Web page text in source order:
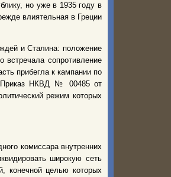
но уже в 1935 году в
влиятельная в Греции
и Сталина: положение
сопротивление
прибегла к кампании по
Приказ НКВД № 00485 от
режим которых
комиссара внутренних
широкую сеть
конечной целью которых